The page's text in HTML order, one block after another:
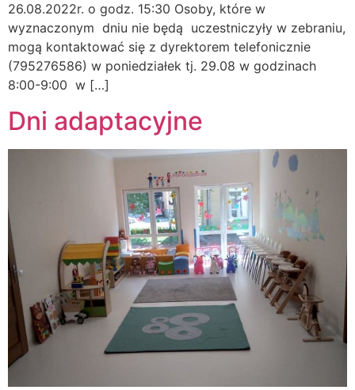
26.08.2022r. o godz. 15:30 Osoby, które w
wyznaczonym dniu nie będą uczestniczyły w zebraniu,
mogą kontaktować się z dyrektorem telefonicznie
(795276586) w poniedziałek tj. 29.08 w godzinach
8:00-9:00 w […]
Dni adaptacyjne